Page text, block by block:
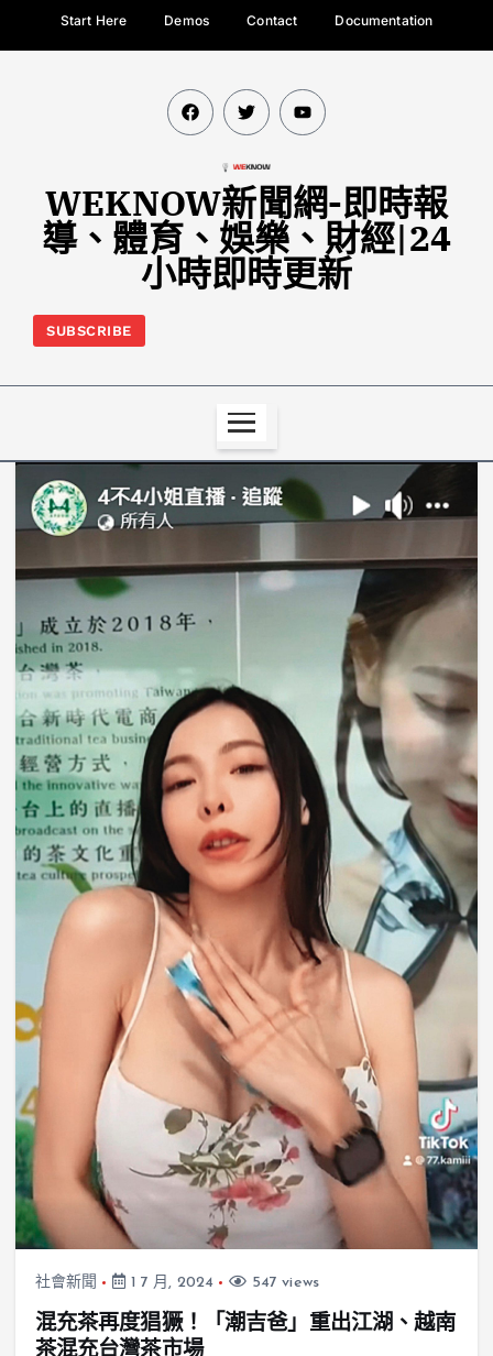
Start Here Demos Contact Documentation
WEKNOW新聞網-即時報
導、體育、娛樂、財經|24
小時即時更新
SUBSCRIBE
社會新聞 1 7 月, 2024 547 views
混充茶再度猖獗！「潮吉爸」重出江湖、越南
茶混充台灣茶市場